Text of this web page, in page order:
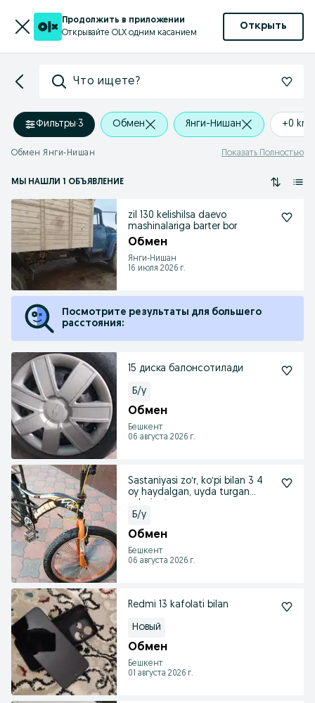
Продолжить в приложении
Открывайте OLX одним касанием
Открыть
Что ищете?
Фильтры·3 Обмен Янги-Нишан +0 km
Обмен Янги-Нишан Показать Полностью
МЫ НАШЛИ 1 ОБЪЯВЛЕНИЕ
zil 130 kelishilsa daevo
mashinalariga barter bor
Обмен
Янги-Нишан
16 июля 2026 г.
Посмотрите результаты для большего
расстояния:
15 диска балонсотилади
Б/у
Обмен
Бешкент
06 августа 2026 г.
Sastaniyasi zoʻr, koʻpi bilan 3 4
oy haydalgan, uyda turgan
Б/у
Обмен
Бешкент
06 августа 2026 г.
Redmi 13 kafolati bilan
Новый
Обмен
Бешкент
01 августа 2026 г.